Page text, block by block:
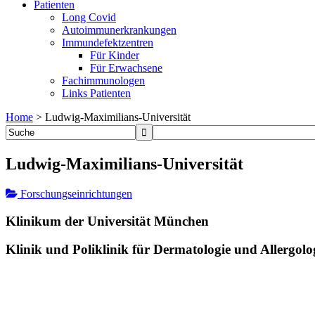
Patienten
Long Covid
Autoimmunerkrankungen
Immundefektzentren
Für Kinder
Für Erwachsene
Fachimmunologen
Links Patienten
Home > Ludwig-Maximilians-Universität
Ludwig-Maximilians-Universität
Forschungseinrichtungen
Klinikum der Universität München
Klinik und Poliklinik für Dermatologie und